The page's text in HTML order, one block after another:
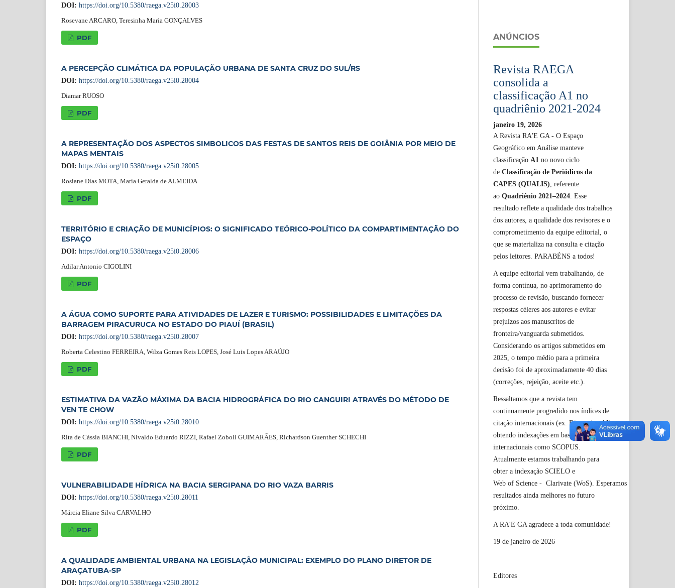
DOI: https://doi.org/10.5380/raega.v25i0.28003
Rosevane ARCARO, Teresinha Maria GONÇALVES
PDF
A PERCEPÇÃO CLIMÁTICA DA POPULAÇÃO URBANA DE SANTA CRUZ DO SUL/RS
DOI: https://doi.org/10.5380/raega.v25i0.28004
Diamar RUOSO
PDF
A REPRESENTAÇÃO DOS ASPECTOS SIMBOLICOS DAS FESTAS DE SANTOS REIS DE GOIÂNIA POR MEIO DE
MAPAS MENTAIS
DOI: https://doi.org/10.5380/raega.v25i0.28005
Rosiane Dias MOTA, Maria Geralda de ALMEIDA
PDF
TERRITÓRIO E CRIAÇÃO DE MUNICÍPIOS: O SIGNIFICADO TEÓRICO-POLÍTICO DA COMPARTIMENTAÇÃO DO
ESPAÇO
DOI: https://doi.org/10.5380/raega.v25i0.28006
Adilar Antonio CIGOLINI
PDF
A ÁGUA COMO SUPORTE PARA ATIVIDADES DE LAZER E TURISMO: POSSIBILIDADES E LIMITAÇÕES DA
BARRAGEM PIRACURUCA NO ESTADO DO PIAUÍ (BRASIL)
DOI: https://doi.org/10.5380/raega.v25i0.28007
Roberta Celestino FERREIRA, Wilza Gomes Reis LOPES, José Luis Lopes ARAÚJO
PDF
ESTIMATIVA DA VAZÃO MÁXIMA DA BACIA HIDROGRÁFICA DO RIO CANGUIRI ATRAVÉS DO MÉTODO DE
VEN TE CHOW
DOI: https://doi.org/10.5380/raega.v25i0.28010
Rita de Cássia BIANCHI, Nivaldo Eduardo RIZZI, Rafael Zoboli GUIMARÃES, Richardson Guenther SCHECHI
PDF
VULNERABILIDADE HÍDRICA NA BACIA SERGIPANA DO RIO VAZA BARRIS
DOI: https://doi.org/10.5380/raega.v25i0.28011
Márcia Eliane Silva CARVALHO
PDF
A QUALIDADE AMBIENTAL URBANA NA LEGISLAÇÃO MUNICIPAL: EXEMPLO DO PLANO DIRETOR DE
ARAÇATUBA-SP
DOI: https://doi.org/10.5380/raega.v25i0.28012
ANÚNCIOS
Revista RAEGA
consolida a
classificação A1 no
quadriênio 2021-2024
janeiro 19, 2026
A Revista RA'E GA - O Espaço
Geográfico em Análise manteve
classificação A1 no novo ciclo
de Classificação de Periódicos da
CAPES (QUALIS) , referente
ao Quadriênio 2021–2024 . Esse
resultado reflete a qualidade dos trabalhos
dos autores, a qualidade dos revisores e o
comprometimento da equipe editorial, o
que se materializa na consulta e citação
pelos leitores. PARABÉNS a todos!
A equipe editorial vem trabalhando, de
forma contínua, no aprimoramento do
processo de revisão, buscando fornecer
respostas céleres aos autores e evitar
prejuízos aos manuscritos de
fronteira/vanguarda submetidos.
Considerando os artigos submetidos em
2025, o tempo médio para a primeira
decisão foi de aproximadamente 40 dias
(correções, rejeição, aceite etc.).
Ressaltamos que a revista tem
continuamente progredido nos índices de
citação internacionais (ex. Dimension AI),
obtendo indexações em bases
internacionais como SCOPUS.
Atualmente estamos trabalhando para
obter a indexação SCIELO e
Web of Science - Clarivate (WoS). Esperamos
resultados ainda melhores no futuro
próximo.
A RA'E GA agradece a toda comunidade!
19 de janeiro de 2026
Editores